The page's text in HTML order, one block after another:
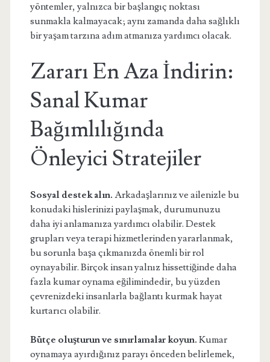
yöntemler, yalnızca bir başlangıç noktası
sunmakla kalmayacak; aynı zamanda daha sağlıklı
bir yaşam tarzına adım atmanıza yardımcı olacak.
Zararı En Aza İndirin:
Sanal Kumar
Bağımlılığında
Önleyici Stratejiler
Sosyal destek alın. Arkadaşlarınız ve ailenizle bu
konudaki hislerinizi paylaşmak, durumunuzu
daha iyi anlamanıza yardımcı olabilir. Destek
grupları veya terapi hizmetlerinden yararlanmak,
bu sorunla başa çıkmanızda önemli bir rol
oynayabilir. Birçok insan yalnız hissettiğinde daha
fazla kumar oynama eğilimindedir, bu yüzden
çevrenizdeki insanlarla bağlantı kurmak hayat
kurtarıcı olabilir.
Bütçe oluşturun ve sınırlamalar koyun. Kumar
oynamaya ayırdığınız parayı önceden belirlemek,